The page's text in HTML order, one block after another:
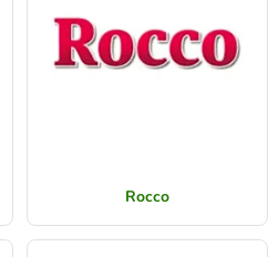
Rocco